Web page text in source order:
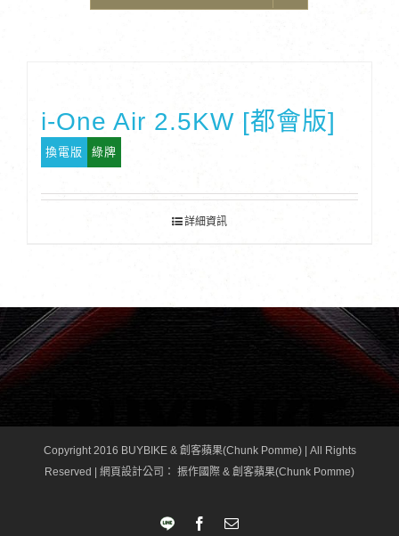
i-One Air 2.5KW [都會版]
換電版 綠牌
詳細資訊
Copyright 2016 BUYBIKE & 創客蘋果(Chunk Pomme) | All Rights
Reserved | 網頁設計公司 ： 振作國際 & 創客蘋果(Chunk Pomme)
LINE FacebookEmail: